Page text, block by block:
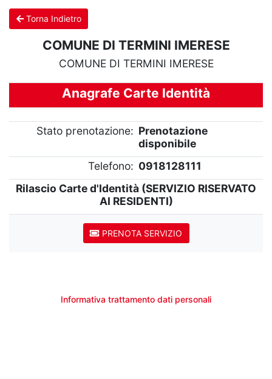
Torna Indietro
COMUNE DI TERMINI IMERESE
COMUNE DI TERMINI IMERESE
Anagrafe Carte Identità
Stato prenotazione: Prenotazione
disponibile
Telefono: 0918128111
Rilascio Carte d'Identità (SERVIZIO RISERVATO
AI RESIDENTI)
PRENOTA SERVIZIO
Informativa trattamento dati personali